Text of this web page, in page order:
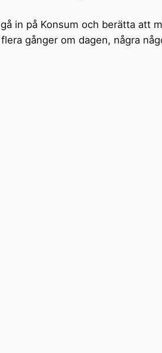
in på Konsum och berätta att
gånger om dagen, några